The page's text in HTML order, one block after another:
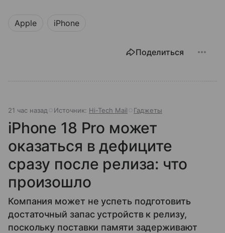
Apple iPhone
Поделиться
21 час назад Источник: Hi-Tech Mail Гаджеты
iPhone 18 Pro может
оказаться в дефиците
сразу после релиза: что
произошло
Компания может не успеть подготовить
достаточный запас устройств к релизу,
поскольку поставки памяти задерживают